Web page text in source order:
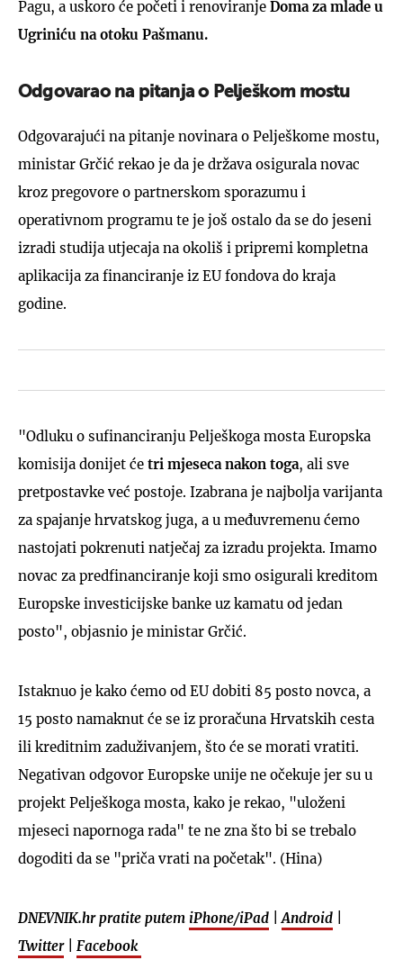
Pagu, a uskoro će početi i renoviranje Doma za mlade u
Ugriniću na otoku Pašmanu.
Odgovarao na pitanja o Pelješkom mostu
Odgovarajući na pitanje novinara o Pelješkome mostu,
ministar Grčić rekao je da je država osigurala novac
kroz pregovore o partnerskom sporazumu i
operativnom programu te je još ostalo da se do jeseni
izradi studija utjecaja na okoliš i pripremi kompletna
aplikacija za financiranje iz EU fondova do kraja
godine.
"Odluku o sufinanciranju Pelješkoga mosta Europska
komisija donijet će tri mjeseca nakon toga, ali sve
pretpostavke već postoje. Izabrana je najbolja varijanta
za spajanje hrvatskog juga, a u međuvremenu ćemo
nastojati pokrenuti natječaj za izradu projekta. Imamo
novac za predfinanciranje koji smo osigurali kreditom
Europske investicijske banke uz kamatu od jedan
posto", objasnio je ministar Grčić.
Istaknuo je kako ćemo od EU dobiti 85 posto novca, a
15 posto namaknut će se iz proračuna Hrvatskih cesta
ili kreditnim zaduživanjem, što će se morati vratiti.
Negativan odgovor Europske unije ne očekuje jer su u
projekt Pelješkoga mosta, kako je rekao, "uloženi
mjeseci napornoga rada" te ne zna što bi se trebalo
dogoditi da se "priča vrati na početak". (Hina)
DNEVNIK.hr pratite putem iPhone/iPad Android
Twitter| Facebook